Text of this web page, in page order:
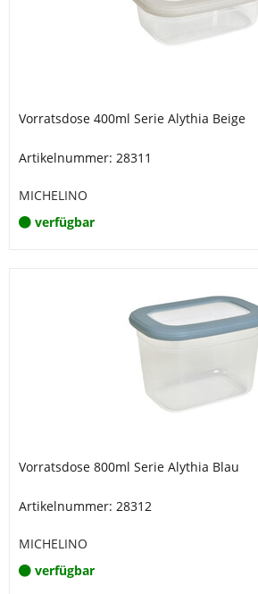
Vorratsdose 400ml Serie Alythia Beige
Artikelnummer: 28311
MICHELINO
verfügbar
Vorratsdose 800ml Serie Alythia Blau
Artikelnummer: 28312
MICHELINO
verfügbar